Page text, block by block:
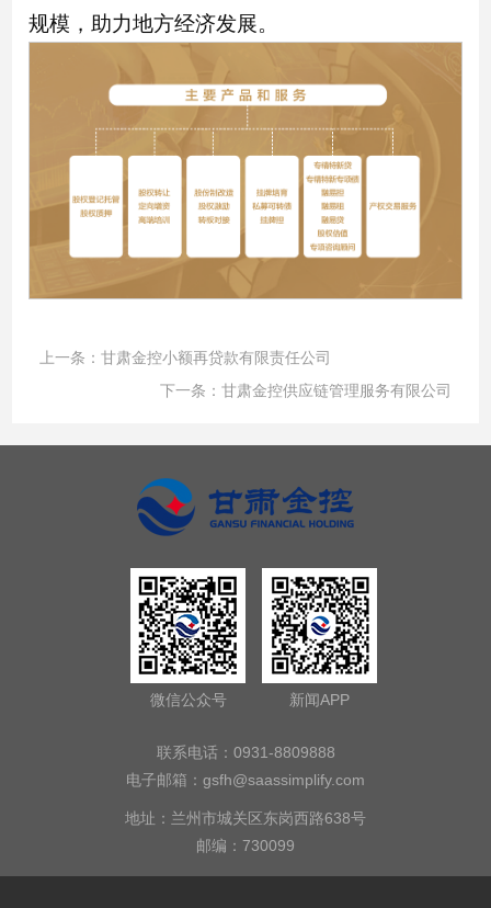
规模，助力地方经济发展。
上一条：甘肃金控小额再贷款有限责任公司
下一条： 甘肃金控供应链管理服务有限公司
微信公众号 新闻APP
联系电话：0931-8809888
电子邮箱： gsfh@saassimplify.com
地址：兰州市城关区东岗西路638号
邮编：730099